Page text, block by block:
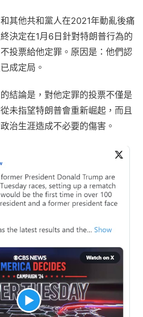
其他共和黨人在2021年動亂後痛
決定在1月6日針對特朗普行為的
投票給他定罪。原因是：他們認
成定局。
結論是，對他定罪的投票不僅是
未指望特朗普會重新崛起，而且
治生涯造成不必要的傷害。